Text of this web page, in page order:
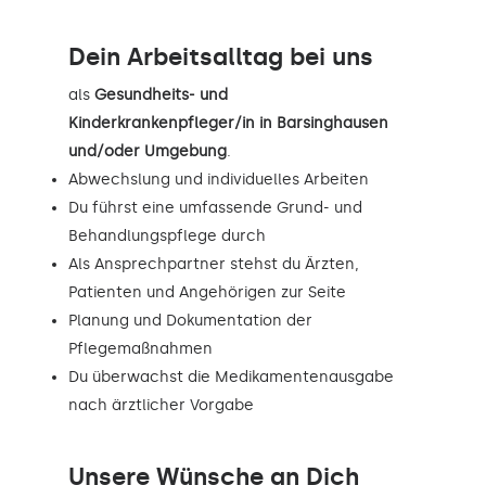
Dein Arbeitsalltag bei uns
als Gesundheits- und
Kinderkrankenpfleger/in in Barsinghausen
und/oder Umgebung.
Abwechslung und individuelles Arbeiten
Du führst eine umfassende Grund- und
Behandlungspflege durch
Als Ansprechpartner stehst du Ärzten,
Patienten und Angehörigen zur Seite
Planung und Dokumentation der
Pflegemaßnahmen
Du überwachst die Medikamentenausgabe
nach ärztlicher Vorgabe
Unsere Wünsche an Dich